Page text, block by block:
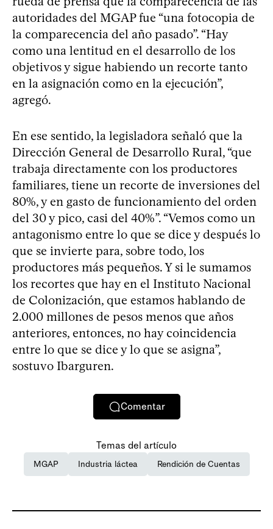
autoridades del MGAP fue “una fotocopia de
la comparecencia del año pasado”. “Hay
como una lentitud en el desarrollo de los
objetivos y sigue habiendo un recorte tanto
en la asignación como en la ejecución”,
agregó.
En ese sentido, la legisladora señaló que la
Dirección General de Desarrollo Rural, “que
trabaja directamente con los productores
familiares, tiene un recorte de inversiones del
80%, y en gasto de funcionamiento del orden
del 30 y pico, casi del 40%”. “Vemos como un
antagonismo entre lo que se dice y después lo
que se invierte para, sobre todo, los
productores más pequeños. Y si le sumamos
los recortes que hay en el Instituto Nacional
de Colonización, que estamos hablando de
2.000 millones de pesos menos que años
anteriores, entonces, no hay coincidencia
entre lo que se dice y lo que se asigna”,
sostuvo Ibarguren.
Comentar
Temas del artículo
MGAP Industria láctea Rendición de Cuentas